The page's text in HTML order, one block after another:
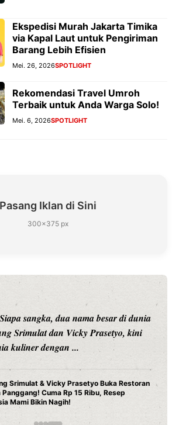
Ekspedisi Murah Jakarta Timika
via Kapal Laut untuk Pengiriman
Barang Lebih Efisien
Mei. 26, 2026SPOTLIGHT
Rekomendasi Travel Umroh
Terbaik untuk Anda Warga Solo!
Mei. 6, 2026SPOTLIGHT
Pasang Iklan di Sini
300×375 px
sangka, dua nama besar di dunia
Srimulat dan Vicky Prasetyo, kini
kuliner dengan ...
Srimulat & Vicky Prasetyo Buka Restoran
Panggang! Cuma Rp 15 Ribu, Resep
Mami Bikin Nagih!